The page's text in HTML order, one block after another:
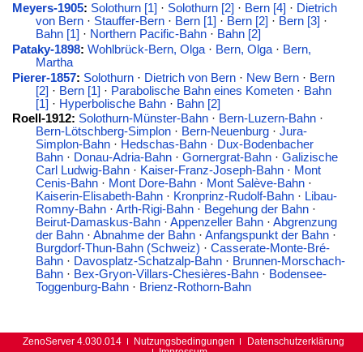
Meyers-1905: Solothurn [1] · Solothurn [2] · Bern [4] · Dietrich
von Bern· Stauffer-Bern· Bern [1] · Bern [2] · Bern [3] ·
Bahn [1] · Northern Pacific-Bahn· Bahn [2]
Pataky-1898: Wohlbrück-Bern, Olga· Bern, Olga· Bern,
Martha
Pierer-1857: Solothurn· Dietrich von Bern· New Bern· Bern
[2] · Bern [1] · Parabolische Bahn eines Kometen· Bahn
[1] · Hyperbolische Bahn· Bahn [2]
Roell-1912: Solothurn-Münster-Bahn· Bern-Luzern-Bahn·
Bern-Lötschberg-Simplon· Bern-Neuenburg· Jura-
Simplon-Bahn· Hedschas-Bahn· Dux-Bodenbacher
Bahn· Donau-Adria-Bahn· Gornergrat-Bahn· Galizische
Carl Ludwig-Bahn· Kaiser-Franz-Joseph-Bahn· Mont
Cenis-Bahn· Mont Dore-Bahn· Mont Salève-Bahn·
Kaiserin-Elisabeth-Bahn· Kronprinz-Rudolf-Bahn· Libau-
Romny-Bahn· Arth-Rigi-Bahn· Begehung der Bahn·
Beirut-Damaskus-Bahn· Appenzeller Bahn· Abgrenzung
der Bahn· Abnahme der Bahn· Anfangspunkt der Bahn·
Burgdorf-Thun-Bahn (Schweiz) · Casserate-Monte-Bré-
Bahn· Davosplatz-Schatzalp-Bahn· Brunnen-Morschach-
Bahn· Bex-Gryon-Villars-Chesières-Bahn· Bodensee-
Toggenburg-Bahn· Brienz-Rothorn-Bahn
ZenoServer 4.030.014 Nutzungsbedingungen
Datenschutzerklärung